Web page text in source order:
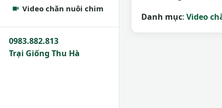
Video chăn nuôi chim
0983.882.813
Trại Giống Thu Hà
Danh mục: Video